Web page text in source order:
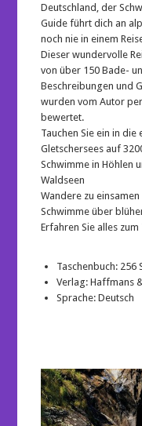
Deutschland, der
Guide führt dich an
noch nie in einem
Dieser wundervolle
von über 150 Bade-
Beschreibungen und
wurden vom Autor
bewertet.
Tauchen Sie ein in
Gletschersees auf
Schwimme in Höhlen
Waldseen
Wandere zu
Schwimme über
Erfahren Sie alles
Taschenbuch: 256
Verlag: Haffmans
Sprache: Deutsch